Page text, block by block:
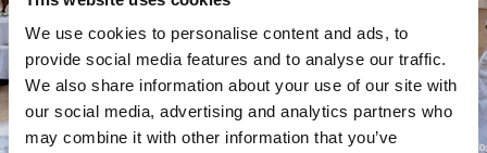
We use cookies to personalise content and ads, to
provide social media features and to analyse our traffic.
We also share information about your use of our site with
our social media, advertising and analytics partners who
may combine it with other information that you’ve